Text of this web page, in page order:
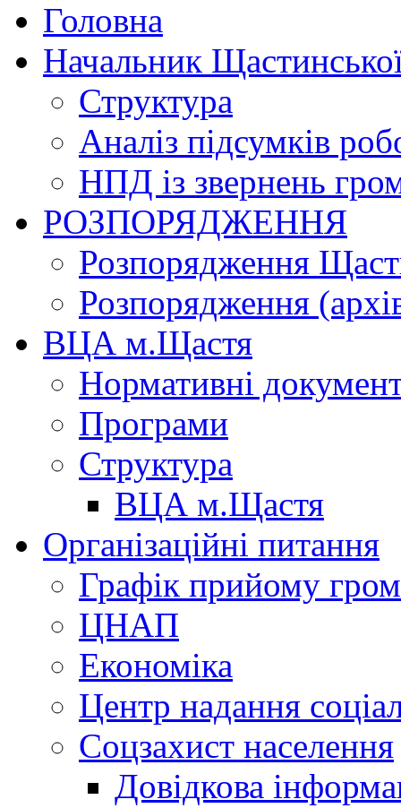
Головна
Начальник
Структура
Аналіз підсумків
НПД із звернень
РОЗПОРЯДЖЕННЯ
Розпорядження
Розпорядження
ВЦА м.Щастя
Нормативні
Програми
Структура
ВЦА м.Щастя
Організаційні питання
Графік прийому
ЦНАП
Економіка
Центр надання
Соцзахист населення
Довідкова